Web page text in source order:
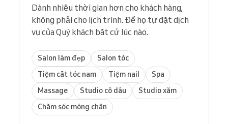
Dành nhiều thời gian hơn cho khách hàng,
không phải cho lịch trình. Để họ tự đặt dịch
vụ của Quý khách bất cứ lúc nào.
Salon làm đẹp
Salon tóc
Tiệm cắt tóc nam
Tiệm nail
Spa
Massage
Studio cô dâu
Studio xăm
Chăm sóc móng chân